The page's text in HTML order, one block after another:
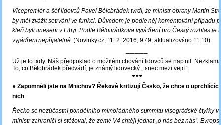
Vicepremiér a šéf lidovců Pavel Bělobrádek tvrdí, že ministr obrany Martin
by měl zvážit setrvání ve funkci. Důvodem je podle něj komentování případu
kteří byli uneseni v Libyi. Podle Bělobrádkova vyjádření pro Český rozhlas je
vyjádření nepřijatelné. (Novinky.cz, 11. 2. 2016, 9:49, aktualizováno 11:10)
─────
Už je to tady. Náš předpoklad o možném chování lidovců se naplnil.
To, co Bělobrádek předvádí, je známý lidovecký „tanec mezi vejci“.
●●●
● Zapomněli jste na Mnichov? Řekové kritizují Česko, že chce o
nich
Řecko se nezúčastní pondělního mimořádného summitu visegrádské čtyřky v
ministr zahraničí si stěžoval, že země V4 chtějí jednat „o nás bez nás“.